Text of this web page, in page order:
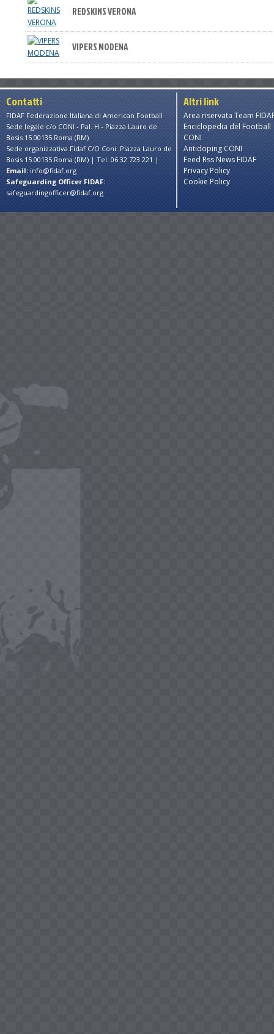
REDSKINS VERONA
VIPERS MODENA
Contatti
FIDAF Federazione Italiana di American Football
Sede legale c/o CONI - Pal. H - Piazza Lauro de
Bosis 15 00135 Roma (RM)
Sede organizzativa Fidaf C/O Coni: Piazza Lauro de
Bosis 15 00135 Roma (RM) | Tel. 06.32 723 221 |
Email: info@fidaf.org
Safeguarding Officer FIDAF:
safeguardingofficer@fidaf.org
Altri link
Area riservata Team
Enciclopedia del Football
CONI
Antidoping CONI
Feed Rss News FIDAF
Privacy Policy
Cookie Policy